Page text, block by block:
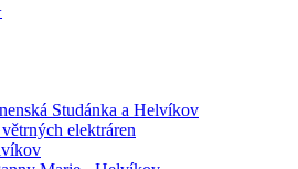
Studánka a Helvíkov
elektráren